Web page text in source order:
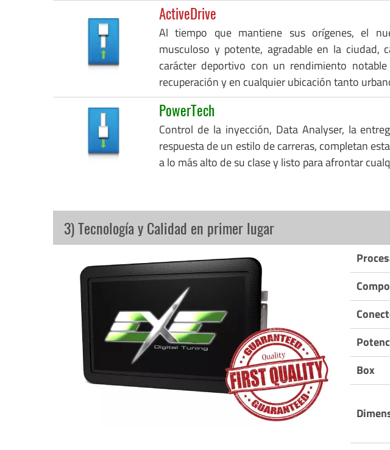
ActiveDrive
Al tiempo que mantiene sus orígenes, el
musculoso y potente, agradable en la ciudad,
carácter deportivo con un rendimiento
recuperación y en cualquier ubicación tanto
PowerTech
Control de la inyección, Data Analyser, la
respuesta de un estilo de carreras, completan
a lo más alto de su clase y listo para afrontar
3) Tecnología y Calidad en primer lugar
Box